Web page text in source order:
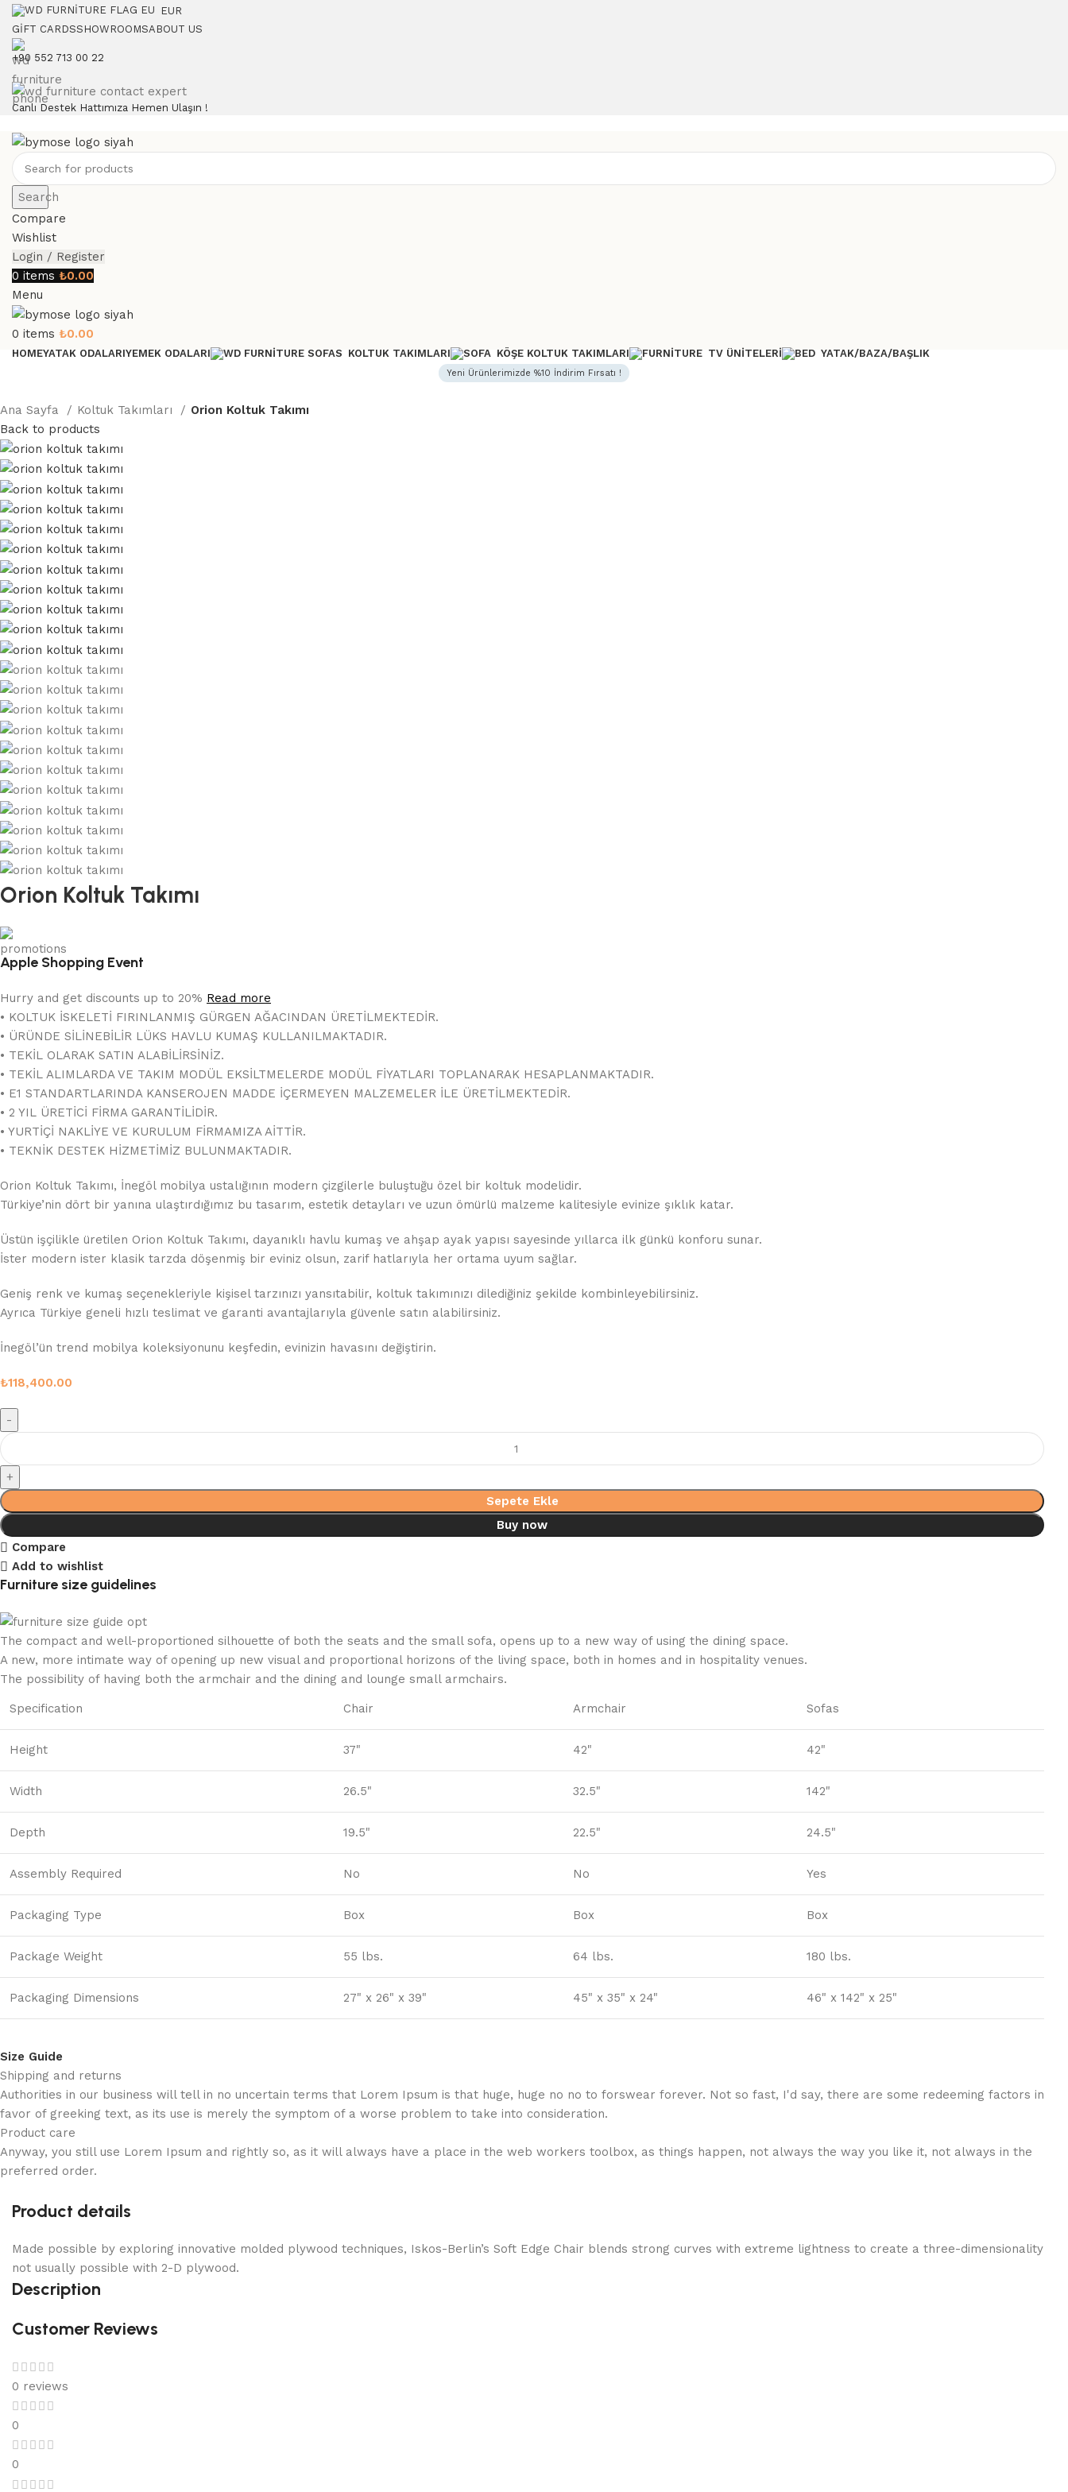
EUR
GIFT CARDSSHOWROOMSABOUT US
+90 552 713 00 22
Canlı Destek Hattımıza Hemen Ulaşın !
Search
Compare
Wishlist
Login / Register
0 items ₺0.00
Menu
0 items ₺0.00
HOMEYATAK ODALARIYEMEK ODALARI KOLTUK TAKIMLARI KÖŞE KOLTUK TAKIMLARI TV ÜNITELERI YATAK/BAZA/BAŞLIK
Yeni Ürünlerimizde %10 İndirim Fırsatı !
Ana Sayfa Koltuk Takımları
Orion Koltuk Takımı
Back to products
Orion Koltuk Takımı
Apple Shopping Event
Hurry and get discounts up to 20% Read more
• KOLTUK İSKELETİ FIRINLANMIŞ GÜRGEN AĞACINDAN ÜRETİLMEKTEDİR.
• ÜRÜNDE SİLİNEBİLİR LÜKS HAVLU KUMAŞ KULLANILMAKTADIR.
• TEKİL OLARAK SATIN ALABİLİRSİNİZ.
• TEKİL ALIMLARDA VE TAKIM MODÜL EKSİLTMELERDE MODÜL FİYATLARI TOPLANARAK HESAPLANMAKTADIR.
• E1 STANDARTLARINDA KANSEROJEN MADDE İÇERMEYEN MALZEMELER İLE ÜRETİLMEKTEDİR.
• 2 YIL ÜRETİCİ FİRMA GARANTİLİDİR.
• YURTİÇİ NAKLİYE VE KURULUM FİRMAMIZA AİTTİR.
• TEKNİK DESTEK HİZMETİMİZ BULUNMAKTADIR.
Orion Koltuk Takımı, İnegöl mobilya ustalığının modern çizgilerle buluştuğu özel bir koltuk modelidir.
Türkiye’nin dört bir yanına ulaştırdığımız bu tasarım, estetik detayları ve uzun ömürlü malzeme kalitesiyle evinize şıklık katar.
Üstün işçilikle üretilen Orion Koltuk Takımı, dayanıklı havlu kumaş ve ahşap ayak yapısı sayesinde yıllarca ilk günkü konforu sunar.
İster modern ister klasik tarzda döşenmiş bir eviniz olsun, zarif hatlarıyla her ortama uyum sağlar.
Geniş renk ve kumaş seçenekleriyle kişisel tarzınızı yansıtabilir, koltuk takımınızı dilediğiniz şekilde kombinleyebilirsiniz.
Ayrıca Türkiye geneli hızlı teslimat ve garanti avantajlarıyla güvenle satın alabilirsiniz.
İnegöl’ün trend mobilya koleksiyonunu keşfedin, evinizin havasını değiştirin.
₺118,400.00
Sepete Ekle
Buy now
Compare
Add to wishlist
Furniture size guidelines
The compact and well-proportioned silhouette of both the seats and the small sofa, opens up to a new way of using the dining space.
A new, more intimate way of opening up new visual and proportional horizons of the living space, both in homes and in hospitality venues.‎
The possibility of having both the armchair and the dining and lounge small armchairs.
Specification Chair Armchair Sofas
Height 37" 42" 42"
Width 26.5" 32.5" 142"
Depth 19.5" 22.5" 24.5"
Assembly Required No No Yes
Packaging Type Box Box Box
Package Weight 55 lbs. 64 lbs. 180 lbs.
Packaging Dimensions 27" x 26" x 39" 45" x 35" x 24" 46" x 142" x 25"
Size Guide
Shipping and returns
Authorities in our business will tell in no uncertain terms that Lorem Ipsum is that huge, huge no no to forswear forever. Not so fast, I'd say, there are some redeeming factors in
favor of greeking text, as its use is merely the symptom of a worse problem to take into consideration.
Product care
Anyway, you still use Lorem Ipsum and rightly so, as it will always have a place in the web workers toolbox, as things happen, not always the way you like it, not always in the
preferred order.
Product details
Made possible by exploring innovative molded plywood techniques, Iskos-Berlin’s Soft Edge Chair blends strong curves with extreme lightness to create a three-dimensionality
not usually possible with 2-D plywood.
Description
Customer Reviews
0 reviews
0
0